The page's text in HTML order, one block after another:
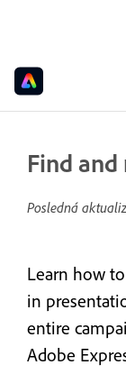
Find
Posledná
Learn how
in
entire
Adobe